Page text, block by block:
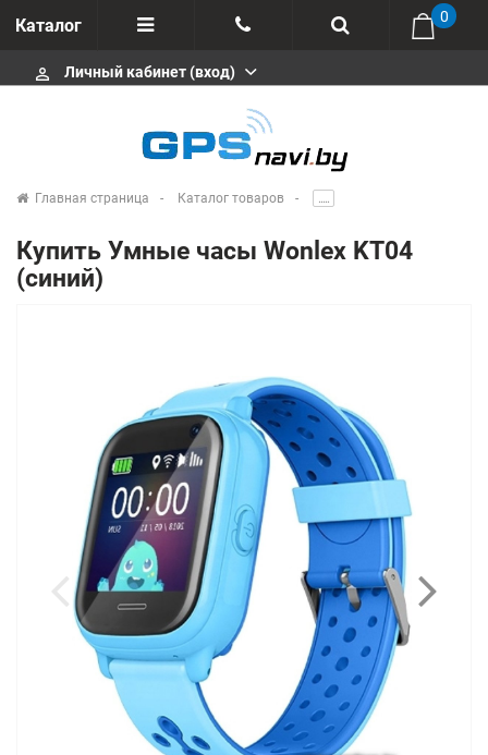
Каталог
Отзывы
+375 291646666
msa333
info@gpsnavi.by
0
perm_identity Личный кабинет (вход)
Главная страница Каталог товаров .....
Купить Умные часы Wonlex KT04
(синий)